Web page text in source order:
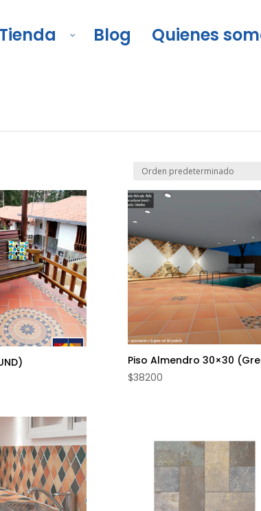
Tienda Blog Quienes
Piso Almendro 30×30
$38200